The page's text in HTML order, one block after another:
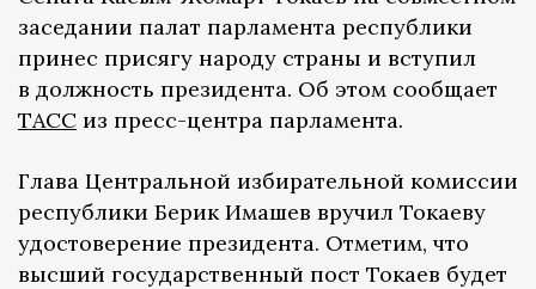
заседании палат парламента республики
принес присягу народу страны и вступил
в должность президента. Об этом сообщает
ТАСС из пресс-центра парламента.
Глава Центральной избирательной комиссии
республики Берик Имашев вручил Токаеву
удостоверение президента. Отметим, что
высший государственный пост Токаев будет